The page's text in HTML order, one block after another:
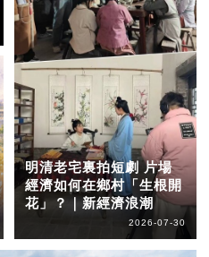
明清老宅裏拍短劇 片場
經濟如何在鄉村「生根開
花」？｜新經濟浪潮
2026-07-30